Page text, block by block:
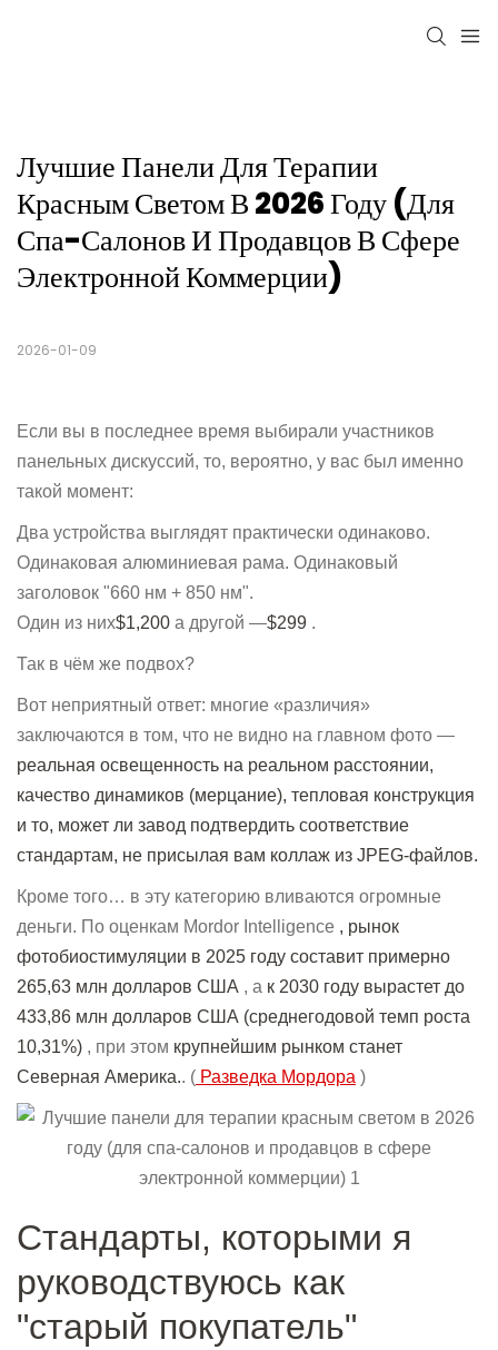
Лучшие Панели Для Терапии
Красным Светом В 2026 Году (для
Спа-Салонов И Продавцов В Сфере
Электронной Коммерции)
2026-01-09
Если вы в последнее время выбирали участников
панельных дискуссий, то, вероятно, у вас был именно
такой момент:
Два устройства выглядят практически одинаково.
Одинаковая алюминиевая рама. Одинаковый
заголовок "660 нм + 850 нм".
Один из них$1,200 а другой —$299 .
Так в чём же подвох?
Вот неприятный ответ: многие «различия»
заключаются в том, что не видно на главном фото —
реальная освещенность на реальном расстоянии,
качество динамиков (мерцание), тепловая конструкция
и то, может ли завод подтвердить соответствие
стандартам, не присылая вам коллаж из JPEG-файлов.
Кроме того… в эту категорию вливаются огромные
деньги. По оценкам Mordor Intelligence , рынок
фотобиостимуляции в 2025 году составит примерно
265,63 млн долларов США , а к 2030 году вырастет до
433,86 млн долларов США (среднегодовой темп роста
10,31%) , при этом крупнейшим рынком станет
Северная Америка.. ( Разведка Мордора )
Стандарты, которыми я
руководствуюсь как
"старый покупатель"